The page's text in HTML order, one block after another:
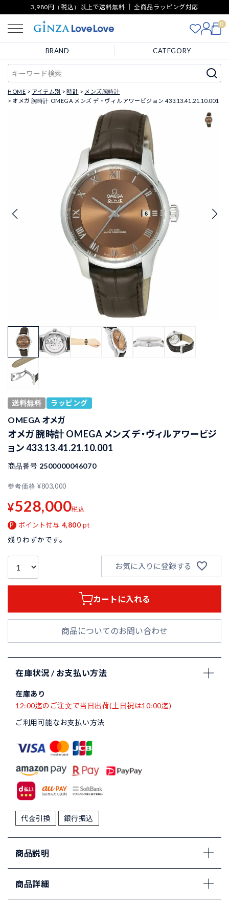
3,980円（税込）以上で送料無料 ｜ 全商品ラッピング対応
0
BRAND CATEGORY
HOME アイテム別 時計
メンズ腕時計
オメガ 腕時計 OMEGA メンズ デ・ヴィルアワービジョン 433.13.41.21.10.001
送料無料 ラッピング
OMEGA オメガ
オメガ 腕時計 OMEGA メンズ デ・ヴィルアワービジ
ョン 433.13.41.21.10.001
商品番号 2500000046070
参考価格 ¥803,000
¥528,000税込
ポイント付与 4,800 pt
残りわずかです。
お気に入りに登録する
カートに入れる
商品についてのお問い合わせ
在庫状況 / お支払い方法
在庫あり
12:00迄のご注文で当日出荷(土日祝は10:00迄)
ご利用可能なお支払い方法
代金引換 銀行振込
商品説明
商品詳細